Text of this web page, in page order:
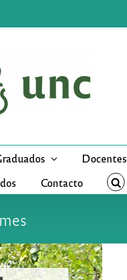
Docentes
Contacto